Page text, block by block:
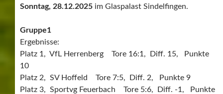
Sonntag, 28.12.2025 im Glaspalast Sindelfingen.
Gruppe1
Ergebnisse:
Platz 1, VfL Herrenberg Tore 16:1, Diff. 15, Punkte
10
Platz 2, SV Hoffeld Tore 7:5, Diff. 2, Punkte 9
Platz 3, Sportvg Feuerbach Tore 5:6, Diff. -1, Punkte